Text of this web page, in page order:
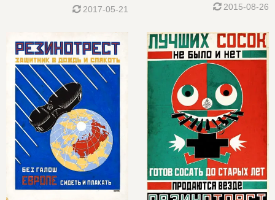
2017-05-21 2015-08-26